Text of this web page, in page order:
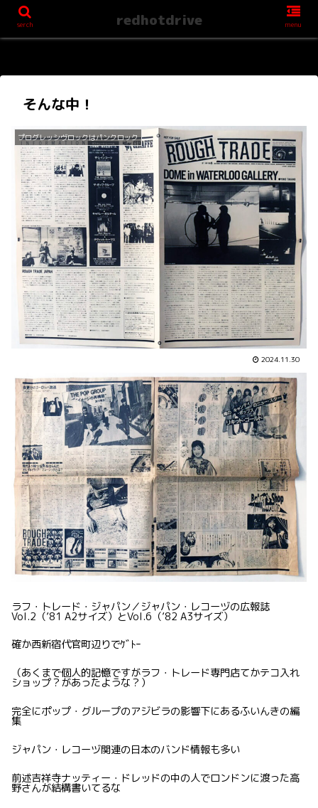
そんな中！
プログレッシヴロックはパンクロック
2024.11.30
ラフ・トレード・ジャパン／ジャパン・レコーヅの広報誌
Vol.2（’81 A2サイズ）とVol.6（’82 A3サイズ）
確か西新宿代官町辺りでｹﾞﾄｰ
（あくまで個人的記憶ですがラフ・トレード専門店てかテコ入れ
ショップ？があったような？）
完全にポップ・グループのアジビラの影響下にあるふいんきの編
集
ジャパン・レコーヅ関連の日本のバンド情報も多い
前述吉祥寺ナッティー・ドレッドの中の人でロンドンに渡った高
野さんが結構書いてるな
serch redhotdrive menu